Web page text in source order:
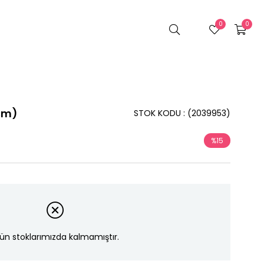
0
0
(2039953)
STOK KODU
%15
stoklarımızda kalmamıştır.